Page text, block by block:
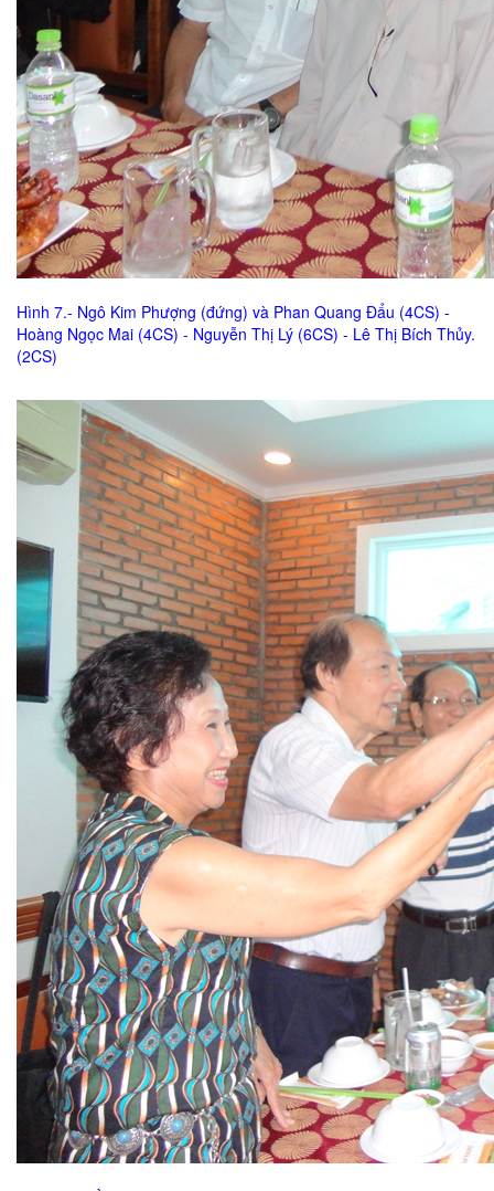
Hình 7.- Ngô Kim Phượng (đứng) và Phan Quang Đẩu (4CS) -
Hoàng Ngọc Mai (4CS) - Nguyễn Thị Lý (6CS) - Lê Thị Bích Thủy.
(2CS)